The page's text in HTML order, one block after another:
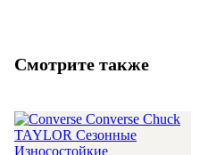
Смотрите также